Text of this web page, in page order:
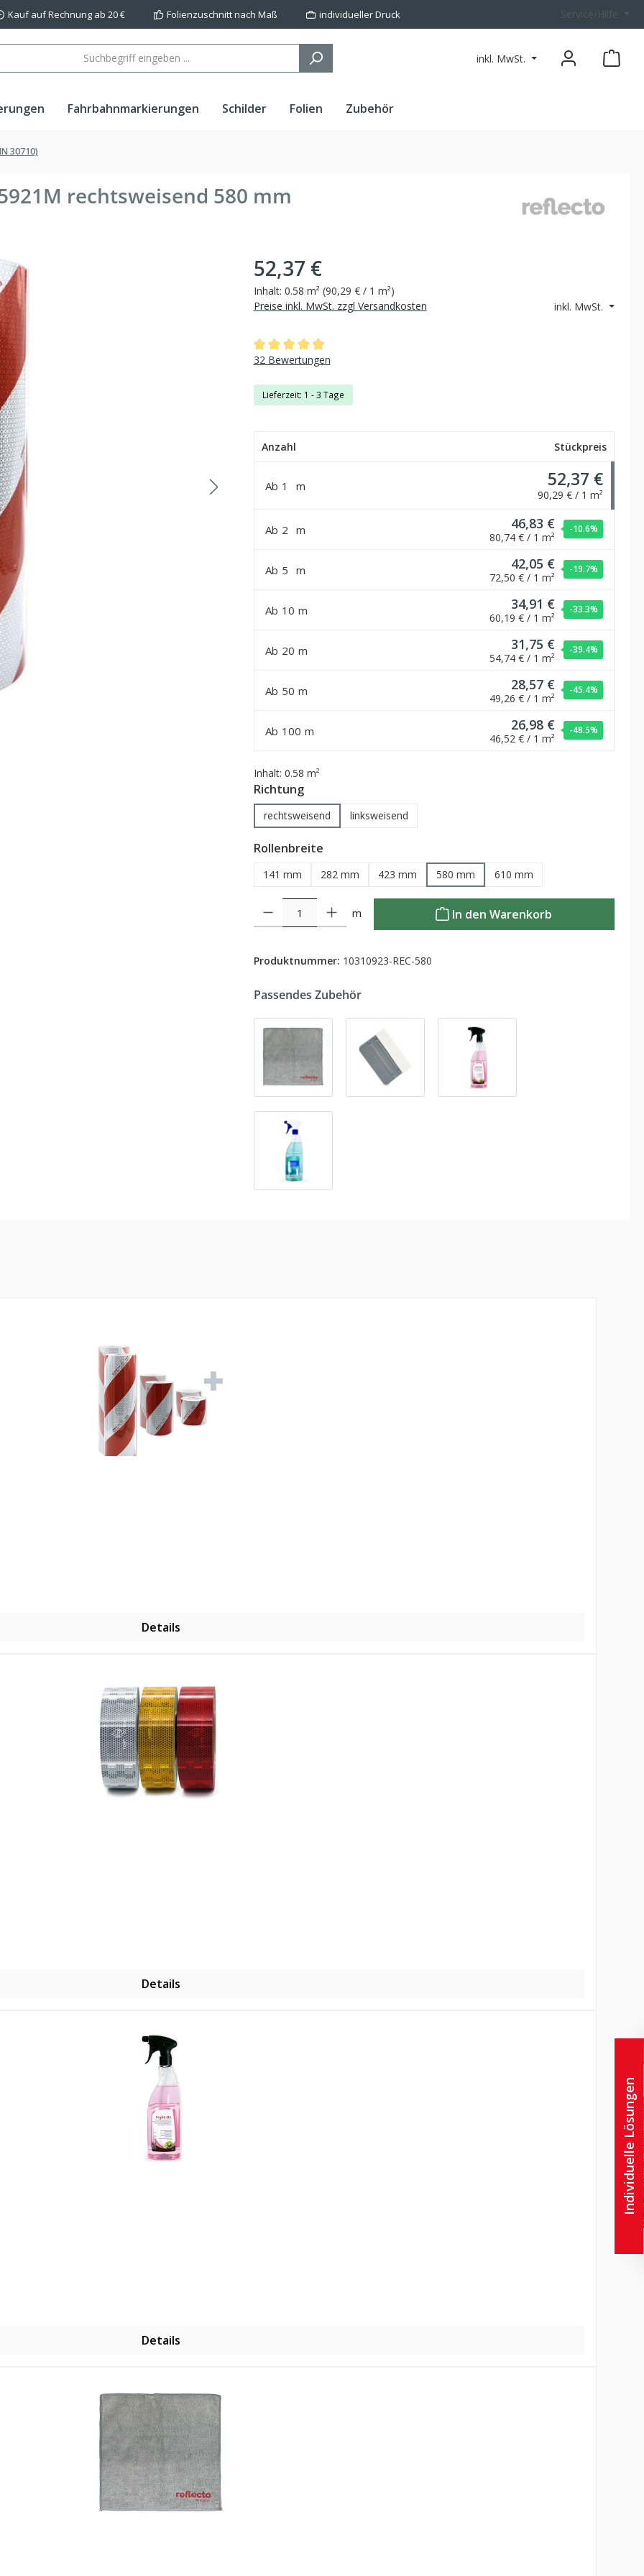
Kauf auf Rechnung ab 20 € Folienzuschnitt nach Maß individueller Druck Service/Hilfe
inkl. MwSt.
Fahrbahnmarkierungen Schilder Folien Zubehör
30710)
rechtsweisend 580 mm
52,37 €
Inhalt: 0.58 m² (90,29 €/ 1 m²)
inkl. MwSt.
Preise inkl. MwSt. zzgl Versandkosten
Durchschnittliche Bewertung von 4.97 von 5 Sternen
32 Bewertungen
Lieferzeit: 1 - 3 Tage
Anzahl Stückpreis
Ab 1 m 52,37 €
90,29 € / 1 m²
Ab 2 m 46,83 €
80,74 € / 1 m²
-10.6%
Ab 5 m 42,05 €
72,50 € / 1 m²
-19.7%
Ab 10 m 34,91 €
60,19 € / 1 m²
-33.3%
Ab 20 m 31,75 €
54,74 € / 1 m²
-39.4%
Ab 50 m 28,57 €
49,26 € / 1 m²
-45.4%
Ab 100 m 26,98 €
46,52 € / 1 m²
-48.5%
Inhalt: 0.58 m²
Richtungauswählen
rechtsweisend linksweisend
Rollenbreiteauswählen
141 mm 282 mm 423 mm 580 mm 610 mm
m In den Warenkorb
Produktnummer: 10310923-REC-580
Passendes Zubehör
Details
Details
Details
Individuelle Lösungen